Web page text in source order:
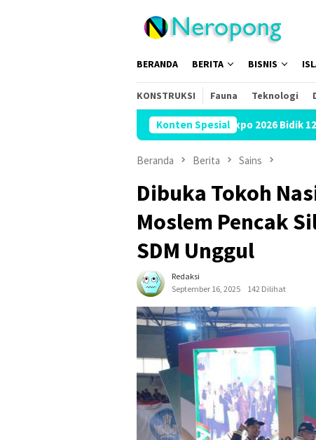
BERANDA BERITA BISNIS
KONSTRUKSI Fauna Teknologi
Konten Spesial
Muslim Family Expo 2026 Bidik 12 Ribu
Beranda Berita Sains
Dibuka Tokoh
Moslem Pencak
SDM Unggul
Redaksi
September 16, 2025
142 Dilihat